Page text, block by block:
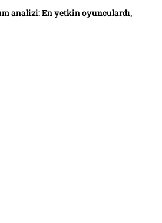
analizi: En yetkin oyunculardı,